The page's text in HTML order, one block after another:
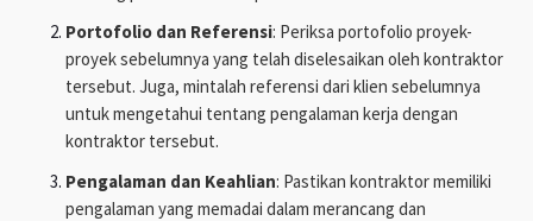
Portofolio dan Referensi: Periksa portofolio proyek-
proyek sebelumnya yang telah diselesaikan oleh kontraktor
tersebut. Juga, mintalah referensi dari klien sebelumnya
untuk mengetahui tentang pengalaman kerja dengan
kontraktor tersebut.
Pengalaman dan Keahlian: Pastikan kontraktor memiliki
pengalaman yang memadai dalam merancang dan